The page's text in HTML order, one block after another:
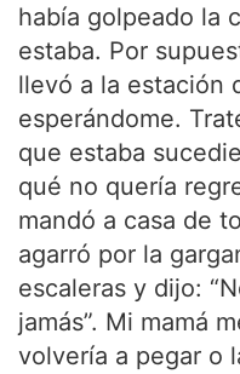
había golpeado la
estaba. Por
llevó a la estación
esperándome.
que estaba
qué no quería
mandó a casa de
agarró por la
escaleras y dijo:
jamás”. Mi mamá
volvería a pegar o